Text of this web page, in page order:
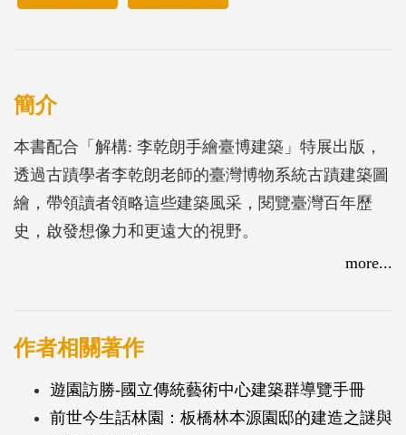
簡介
本書配合「解構: 李乾朗手繪臺博建築」特展出版，
透過古蹟學者李乾朗老師的臺灣博物系統古蹟建築圖
繪，帶領讀者領略這些建築風采，閱覽臺灣百年歷
史，啟發想像力和更遠大的視野。
more...
作者相關著作
遊園訪勝-國立傳統藝術中心建築群導覽手冊
前世今生話林園：板橋林本源園邸的建造之謎與